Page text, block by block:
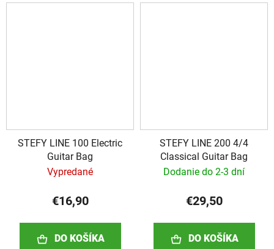
STEFY LINE 100 Electric
Guitar Bag
Vypredané
€16,90
DO KOŠÍKA
STEFY LINE 200 4/4
Classical Guitar Bag
Dodanie do 2-3 dní
€29,50
DO KOŠÍKA